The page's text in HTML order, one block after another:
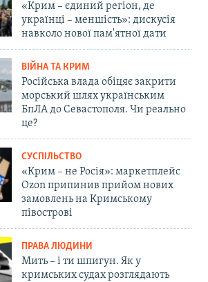
«Крим – єдиний регіон, де
українці – меншість»: дискусія
навколо нової пам'ятної дати
ВІЙНА ТА КРИМ
Російська влада обіцяє закрити
морський шлях українським
БпЛА до Севастополя. Чи реально
це?
СУСПІЛЬСТВО
«Крим – не Росія»: маркетплейс
Ozon припинив прийом нових
замовлень на Кримському
півострові
ПРАВА ЛЮДИНИ
Мить – і ти шпигун. Як у
кримських судах розглядають